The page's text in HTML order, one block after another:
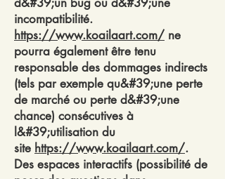
incompatibilité.
https://www.koailaart.com/ ne
pourra également être tenu
responsable des dommages indirects
(tels par exemple qu&#39;une perte
de marché ou perte d&#39;une
chance) consécutives à
l&#39;utilisation du
site https://www.koailaart.com/.
Des espaces interactifs (possibilité de